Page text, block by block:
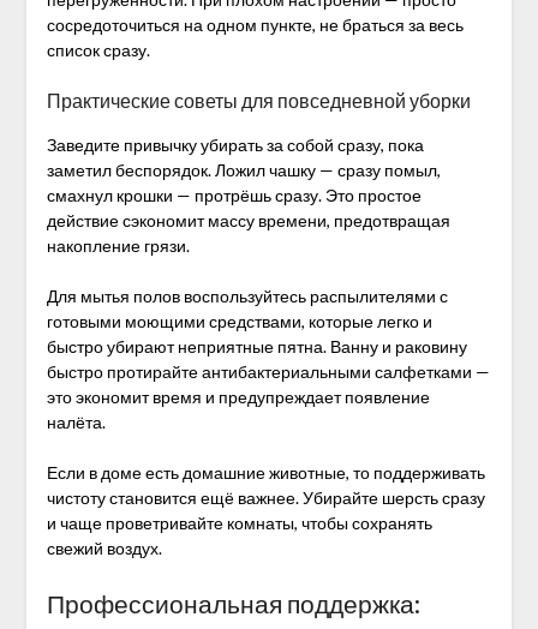
сосредоточиться на одном пункте, не браться за весь
список сразу.
Практические советы для повседневной уборки
Заведите привычку убирать за собой сразу, пока
заметил беспорядок. Ложил чашку — сразу помыл,
смахнул крошки — протрёшь сразу. Это простое
действие сэкономит массу времени, предотвращая
накопление грязи.
Для мытья полов воспользуйтесь распылителями с
готовыми моющими средствами, которые легко и
быстро убирают неприятные пятна. Ванну и раковину
быстро протирайте антибактериальными салфетками —
это экономит время и предупреждает появление
налёта.
Если в доме есть домашние животные, то поддерживать
чистоту становится ещё важнее. Убирайте шерсть сразу
и чаще проветривайте комнаты, чтобы сохранять
свежий воздух.
Профессиональная поддержка: